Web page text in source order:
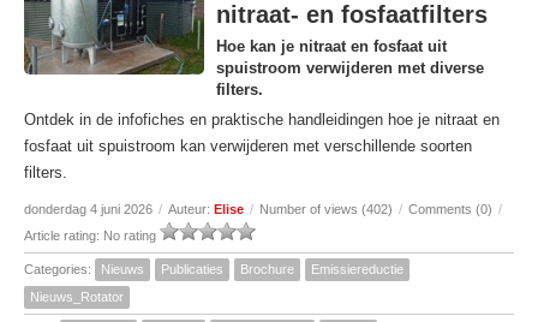
nitraat- en fosfaatfilters
Hoe kan je nitraat en fosfaat uit
spuistroom verwijderen met diverse
filters.
Ontdek in de infofiches en praktische handleidingen hoe je nitraat en
fosfaat uit spuistroom kan verwijderen met verschillende soorten
filters.
donderdag 4 juni 2026 / Auteur: Elise / Number of views (402) / Comments (0) /
Article rating: No rating
Categories: Nieuws Publicaties Brochure
Emissiereductie
Nieuws_Rotator